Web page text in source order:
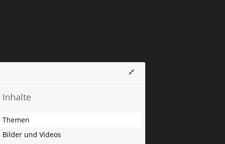
Inhalte
Themen
Bilder und Videos